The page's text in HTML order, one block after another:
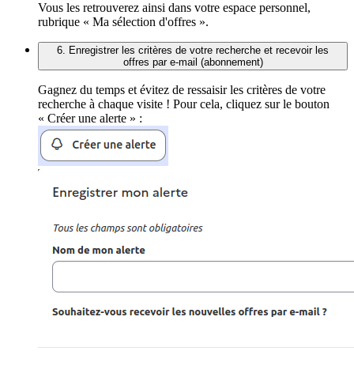
Vous les retrouverez ainsi dans votre espace personnel,
rubrique « Ma sélection d'offres ».
6. Enregistrer les critères de votre recherche et recevoir les
offres par e-mail (abonnement)
Gagnez du temps et évitez de ressaisir les critères de votre
recherche à chaque visite ! Pour cela, cliquez sur le bouton
« Créer une alerte » :